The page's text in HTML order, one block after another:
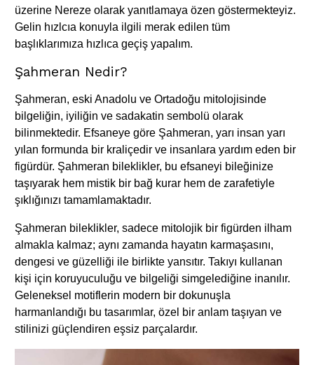
üzerine Nereze olarak yanıtlamaya özen göstermekteyiz.
Gelin hızlcıa konuyla ilgili merak edilen tüm
başlıklarımıza hızlıca geçiş yapalım.
Şahmeran Nedir?
Şahmeran, eski Anadolu ve Ortadoğu mitolojisinde
bilgeliğin, iyiliğin ve sadakatin sembolü olarak
bilinmektedir. Efsaneye göre Şahmeran, yarı insan yarı
yılan formunda bir kraliçedir ve insanlara yardım eden bir
figürdür. Şahmeran bileklikler, bu efsaneyi bileğinize
taşıyarak hem mistik bir bağ kurar hem de zarafetiyle
şıklığınızı tamamlamaktadır.
Şahmeran bileklikler, sadece mitolojik bir figürden ilham
almakla kalmaz; aynı zamanda hayatın karmaşasını,
dengesi ve güzelliği ile birlikte yansıtır. Takıyı kullanan
kişi için koruyuculuğu ve bilgeliği simgelediğine inanılır.
Geleneksel motiflerin modern bir dokunuşla
harmanlandığı bu tasarımlar, özel bir anlam taşıyan ve
stilinizi güçlendiren eşsiz parçalardır.